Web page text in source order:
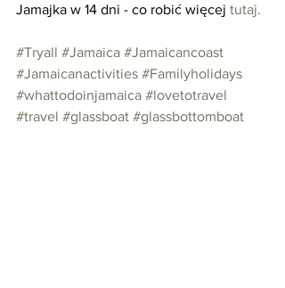
Jamajka w 14 dni - co robić więcej tutaj.
#Tryall #Jamaica #Jamaicancoast
#Jamaicanactivities #Familyholidays
#whattodoinjamaica #lovetotravel
#travel #glassboat #glassbottomboat